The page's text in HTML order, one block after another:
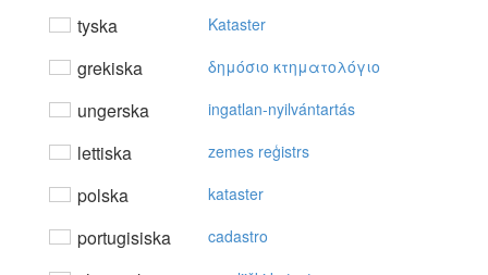
tyska Kataster
grekiska δημόσιo κτηματoλόγιo
ungerska ingatlan-nyilvántartás
lettiska zemes reģistrs
polska kataster
portugisiska cadastro